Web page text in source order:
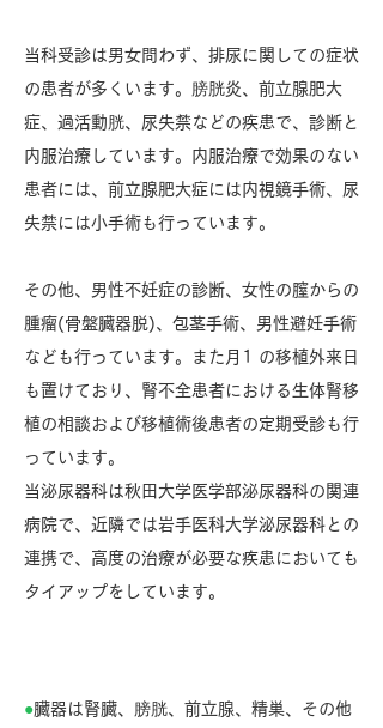
当科受診は男女問わず、排尿に関しての症状
の患者が多くいます。膀胱炎、前立腺肥大
症、過活動胱、尿失禁などの疾患で、診断と
内服治療しています。内服治療で効果のない
患者には、前立腺肥大症には内視鏡手術、尿
失禁には小手術も行っています。
その他、男性不妊症の診断、女性の膣からの
腫瘤(骨盤臓器脱)、包茎手術、男性避妊手術
なども行っています。また月1 の移植外来日
も置けており、腎不全患者における生体腎移
植の相談および移植術後患者の定期受診も行
っています。
当泌尿器科は秋田大学医学部泌尿器科の関連
病院で、近隣では岩手医科大学泌尿器科との
連携で、高度の治療が必要な疾患においても
タイアップをしています。
●臓器は腎臓、膀胱、前立腺、精巣、その他